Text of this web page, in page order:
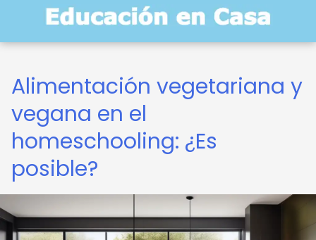
Alimentación vegetariana y
vegana en el
homeschooling: ¿Es
posible?